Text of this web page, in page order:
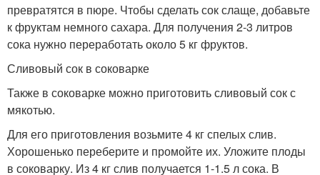
превратятся в пюре. Чтобы сделать сок слаще, добавьте
к фруктам немного сахара. Для получения 2-3 литров
сока нужно переработать около 5 кг фруктов.
Сливовый сок в соковарке
Также в соковарке можно приготовить сливовый сок с
мякотью.
Для его приготовления возьмите 4 кг спелых слив.
Хорошенько переберите и промойте их. Уложите плоды
в соковарку. Из 4 кг слив получается 1-1.5 л сока. В